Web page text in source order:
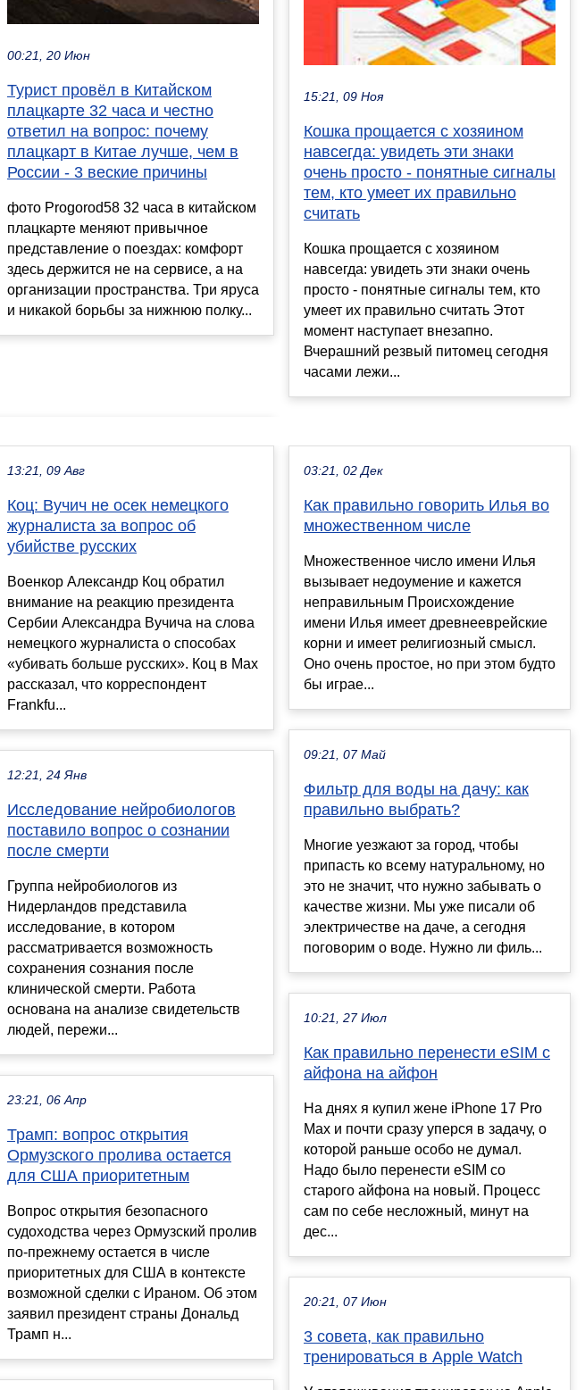
00:21, 20 Июн
Турист провёл в Китайском
плацкарте 32 часа и честно
ответил на вопрос: почему
плацкарт в Китае лучше, чем в
России - 3 веские причины
фото Progorod58 32 часа в китайском
плацкарте меняют привычное
представление о поездах: комфорт
здесь держится не на сервисе, а на
организации пространства. Три яруса
и никакой борьбы за нижнюю полку...
15:21, 09 Ноя
Кошка прощается с хозяином
навсегда: увидеть эти знаки
очень просто - понятные сигналы
тем, кто умеет их правильно
считать
Кошка прощается с хозяином
навсегда: увидеть эти знаки очень
просто - понятные сигналы тем, кто
умеет их правильно считать Этот
момент наступает внезапно.
Вчерашний резвый питомец сегодня
часами лежи...
13:21, 09 Авг
Коц: Вучич не осек немецкого
журналиста за вопрос об
убийстве русских
Военкор Александр Коц обратил
внимание на реакцию президента
Сербии Александра Вучича на слова
немецкого журналиста о способах
«убивать больше русских». Коц в Мах
рассказал, что корреспондент
Frankfu...
12:21, 24 Янв
Исследование нейробиологов
поставило вопрос о сознании
после смерти
Группа нейробиологов из
Нидерландов представила
исследование, в котором
рассматривается возможность
сохранения сознания после
клинической смерти. Работа
основана на анализе свидетельств
людей, пережи...
23:21, 06 Апр
Трамп: вопрос открытия
Ормузского пролива остается
для США приоритетным
Вопрос открытия безопасного
судоходства через Ормузский пролив
по-прежнему остается в числе
приоритетных для США в контексте
возможной сделки с Ираном. Об этом
заявил президент страны Дональд
Трамп н...
03:21, 02 Дек
Как правильно говорить Илья во
множественном числе
Множественное число имени Илья
вызывает недоумение и кажется
неправильным Происхождение
имени Илья имеет древнееврейские
корни и имеет религиозный смысл.
Оно очень простое, но при этом будто
бы играе...
09:21, 07 Май
Фильтр для воды на дачу: как
правильно выбрать?
Многие уезжают за город, чтобы
припасть ко всему натуральному, но
это не значит, что нужно забывать о
качестве жизни. Мы уже писали об
электричестве на даче, а сегодня
поговорим о воде. Нужно ли филь...
10:21, 27 Июл
Как правильно перенести eSIM с
айфона на айфон
На днях я купил жене iPhone 17 Pro
Max и почти сразу уперся в задачу, о
которой раньше особо не думал.
Надо было перенести eSIM со
старого айфона на новый. Процесс
сам по себе несложный, минут на
дес...
20:21, 07 Июн
3 совета, как правильно
тренироваться в Apple Watch